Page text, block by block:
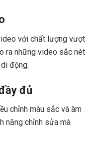
với chất lượng vượt
ra những video sắc nét
động.
đủ
chỉnh màu sắc và âm
năng chỉnh sửa mà